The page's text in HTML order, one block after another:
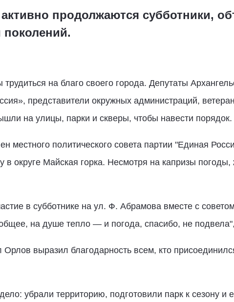
продолжаются субботники,
поколений.
на благо своего города. Депутаты
представители окружных администраций,
на улицы, парки и скверы, чтобы навести порядок.
местного политического совета партии "Единая
в округе Майская горка. Несмотря на капризы
в субботнике на ул. Ф. Абрамова вместе с
на душе тепло — и погода, спасибо, не
выразил благодарность всем, кто
убрали территорию, подготовили парк к сезону и